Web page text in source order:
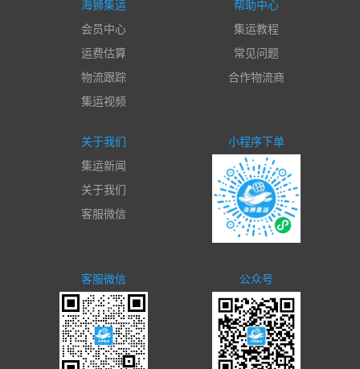
海狮集运
会员中心
运费估算
物流跟踪
集运视频
帮助中心
集运教程
常见问题
合作物流商
关于我们
集运新闻
关于我们
客服微信
小程序下单
客服微信 公众号